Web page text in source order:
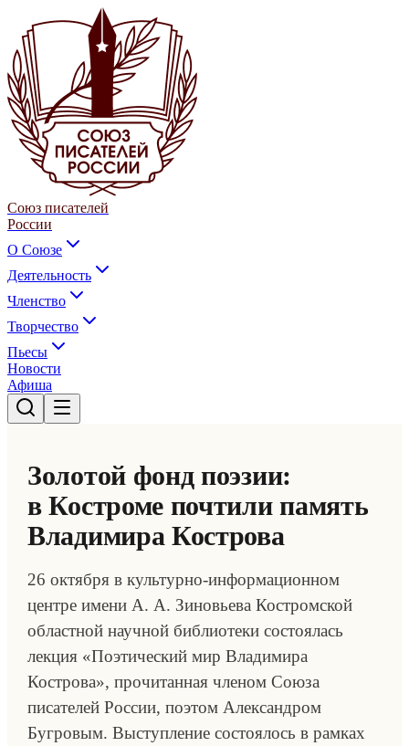
Союз писателей
России
О Союзе
Деятельность
Членство
Творчество
Пьесы
Новости
Афиша
Золотой фонд поэзии:
в Костроме почтили память
Владимира Кострова
26 октября в культурно-информационном
центре имени А. А. Зиновьева Костромской
областной научной библиотеки состоялась
лекция «Поэтический мир Владимира
Кострова», прочитанная членом Союза
писателей России, поэтом Александром
Бугровым. Выступление состоялось в рамках